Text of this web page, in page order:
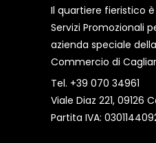
Il quartiere fieristico
Servizi Promozionali
azienda speciale
Commercio di
Tel. +39 070 34961
Viale Diaz 221, 09126
Partita IVA: